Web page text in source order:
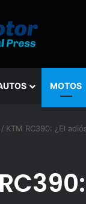
MOTOS
/ KTM RC390: ¿El